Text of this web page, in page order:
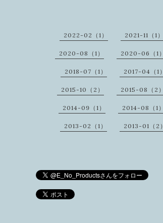
2022-02（1） 2021-11（1）
2020-08（1） 2020-06（1）
2018-07（1） 2017-04（1）
2015-10（2） 2015-08（2）
2014-09（1） 2014-08（1）
2013-02（1） 2013-01（2）